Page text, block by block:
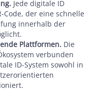
Jede digitale ID
der eine schnelle
innerhalb der
Plattformen. Die
verbunden
ID-System sowohl in